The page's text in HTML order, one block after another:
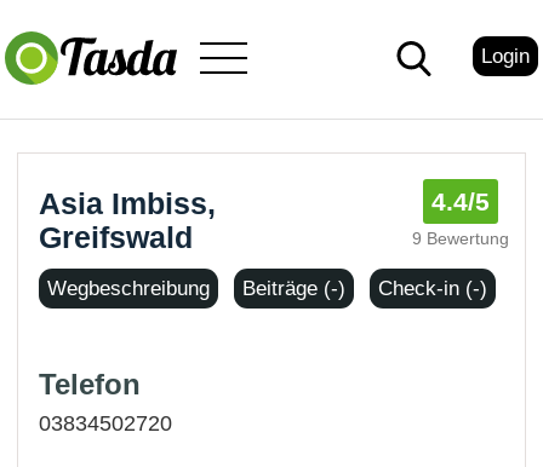
Login
Asia Imbiss,
Greifswald
4.4/5
9 Bewertung
Wegbeschreibung Beiträge (-) Check-in (-)
Telefon
03834502720